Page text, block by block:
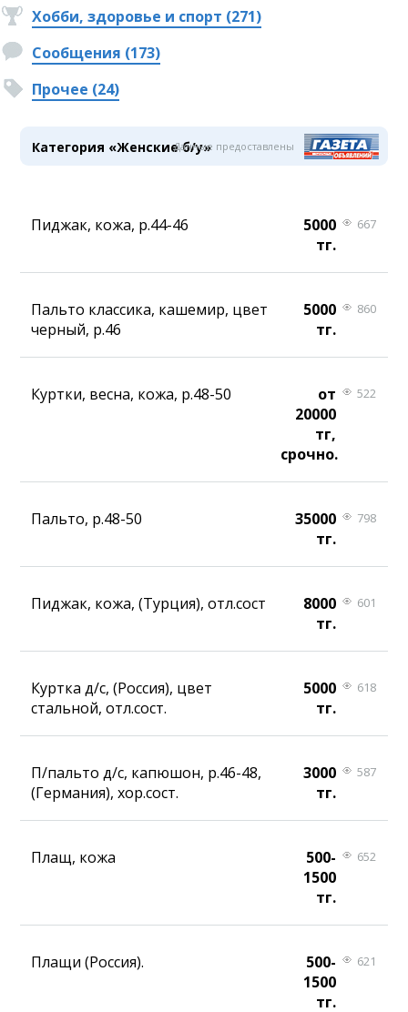
Хобби, здоровье и спорт (271)
Сообщения (173)
Прочее (24)
Категория «Женские б/у»Данные предоставлены
Пиджак, кожа, р.44-46
5000
тг.
667
Пальто классика, кашемир, цвет
черный, р.46
5000
тг.
860
Куртки, весна, кожа, р.48-50
от
20000
тг,
срочно.
522
Пальто, р.48-50
35000
тг.
798
Пиджак, кожа, (Турция), отл.сост
8000
тг.
601
Куртка д/с, (Россия), цвет
стальной, отл.сост.
5000
тг.
618
П/пальто д/с, капюшон, р.46-48,
(Германия), хор.сост.
3000
тг.
587
Плащ, кожа
500-
1500
тг.
652
Плащи (Россия).
500-
1500
тг.
621